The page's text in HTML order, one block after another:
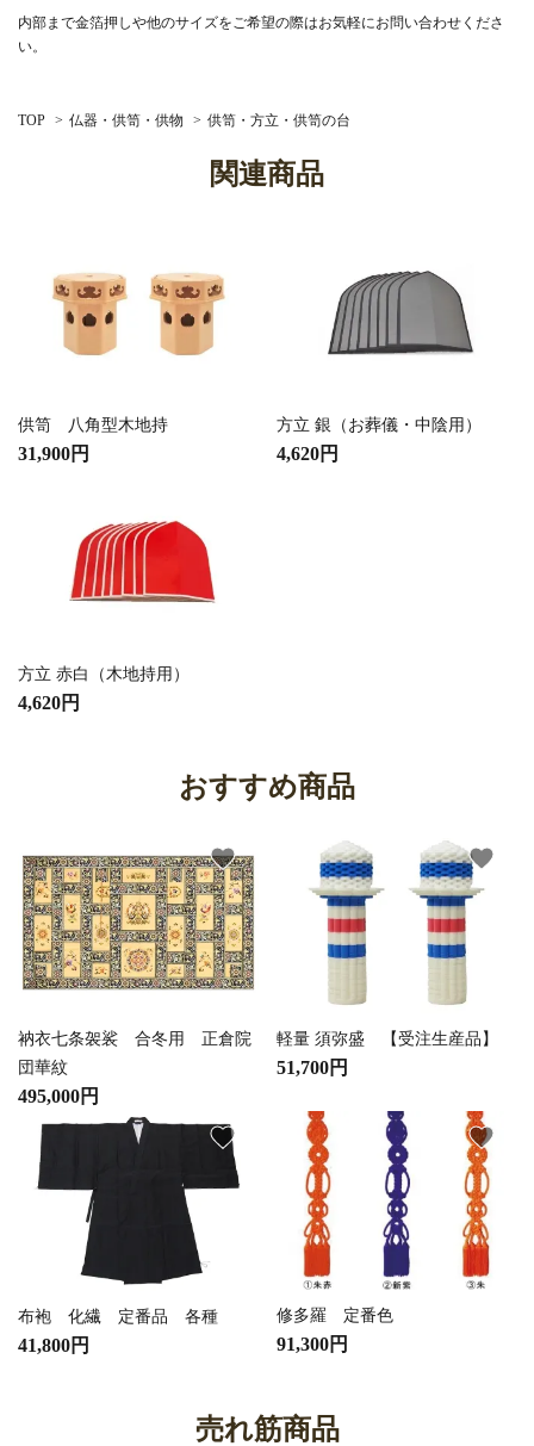
内部まで金箔押しや他のサイズをご希望の際はお気軽にお問い合わせくださ
い。
TOP > 仏器・供笥・供物 > 供笥・方立・供笥の台
関連商品
供笥 八角型木地持
31,900円
方立 銀（お葬儀・中陰用）
4,620円
方立 赤白（木地持用）
4,620円
おすすめ商品
衲衣七条袈裟 合冬用 正倉院
団華紋
495,000円
favorite
軽量 須弥盛 【受注生産品】
51,700円
favorite
布袍 化繊 定番品 各種
41,800円
favorite
修多羅 定番色
91,300円
favorite
売れ筋商品